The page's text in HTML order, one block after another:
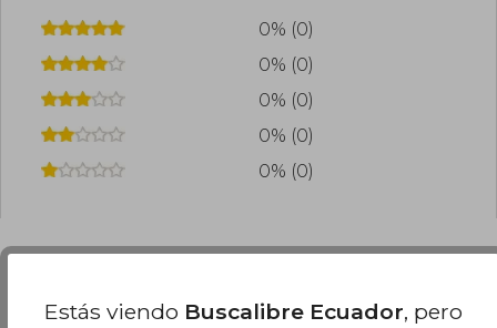
0% (0)
0% (0)
0% (0)
0% (0)
0% (0)
Preguntas frecuentes sobre el libro
Estás viendo Buscalibre Ecuador, pero